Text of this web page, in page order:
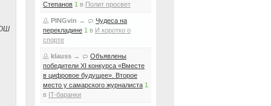
Степанов 1 в Полит просвет
PINGvin →
Чудеса на
перекладине 1 в И коротко о
спорте
klauss →
Объявлены
победители XI конкурса «Вместе
в цифровое будущее». Второе
место у самарского журналиста 1
в IT-баранки